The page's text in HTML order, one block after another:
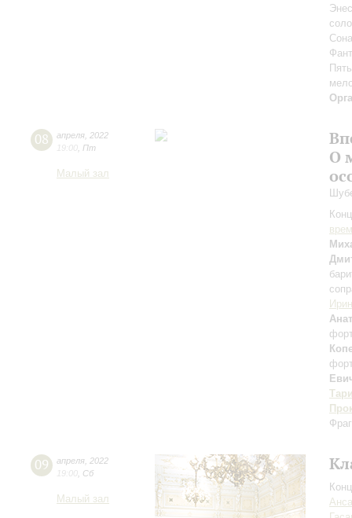
08 апреля 2022
19:00 Пт
Малый зал
О
09 апреля 2022
19:00 Сб
Малый зал